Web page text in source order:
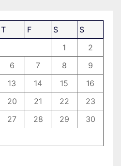
T F S
S
1
2
6 7 8
9
13 14 15
16
20 21 22
23
27 28 29
30